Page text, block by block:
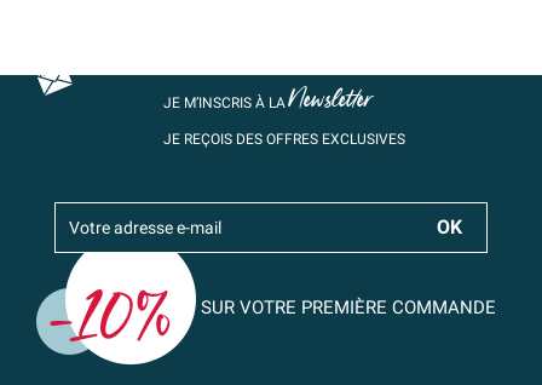
JE M’INSCRIS À LANewsletter
JE REÇOIS DES OFFRES EXCLUSIVES
SUR VOTRE PREMIÈRE COMMANDE